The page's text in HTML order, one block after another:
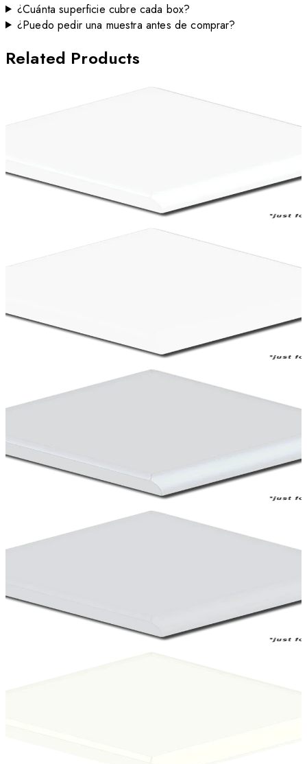
¿Cuánta superficie cubre cada box?
¿Puedo pedir una muestra antes de comprar?
Related Products